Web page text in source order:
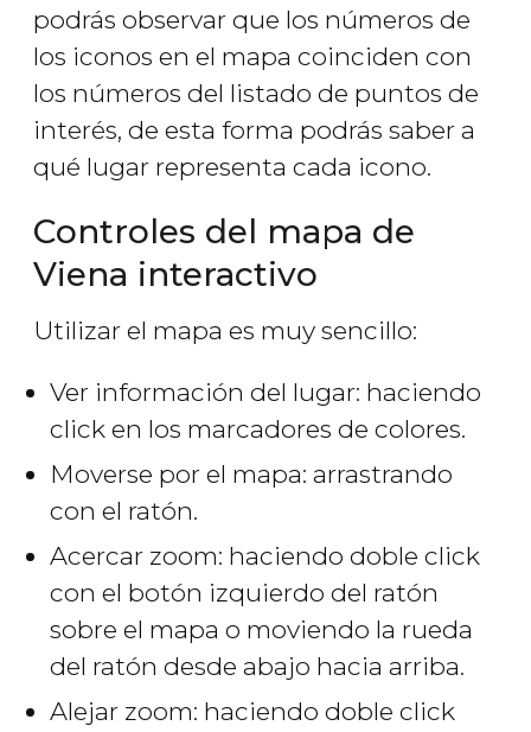
podrás observar que los números de
los iconos en el mapa coinciden con
los números del listado de puntos de
interés, de esta forma podrás saber a
qué lugar representa cada icono.
Controles del mapa de
Viena interactivo
Utilizar el mapa es muy sencillo:
Ver información del lugar: haciendo
click en los marcadores de colores.
Moverse por el mapa: arrastrando
con el ratón.
Acercar zoom: haciendo doble click
con el botón izquierdo del ratón
sobre el mapa o moviendo la rueda
del ratón desde abajo hacia arriba.
Alejar zoom: haciendo doble click